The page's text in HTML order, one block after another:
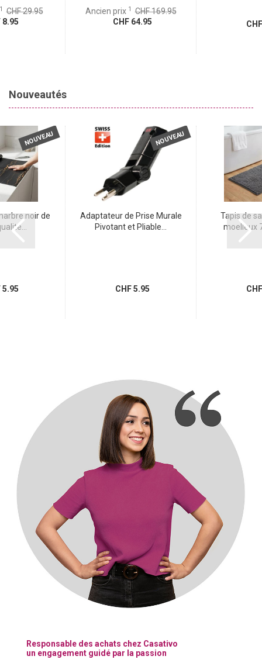
CHF 29.95
Ancien prix 1 CHF 169.95
CHF 64.95
Nouveautés
NOUVEAU
noir de
NOUVEAU
Adaptateur de Prise Murale
Pivotant et Pliable...
CHF 5.95
Tapis de
moelleux
Responsable des achats chez Casativo
un engagement guidé par la passion